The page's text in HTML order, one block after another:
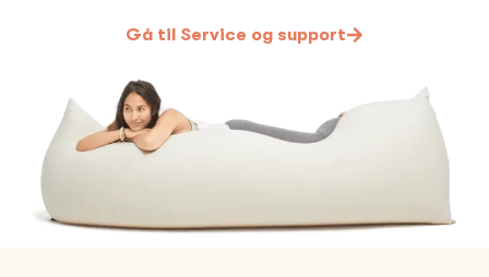
Gå til Service og support